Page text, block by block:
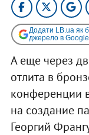
Додати LB.ua як
джерело в Google
А еще через
отлита в
конференции
на создание
Георгий